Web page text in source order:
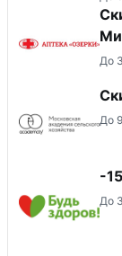
До
До
-
До